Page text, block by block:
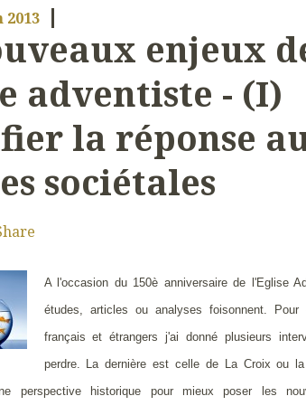
enjeux
adventiste - (I)
la réponse
sociétales
A l'occasion du 150è anniversaire de l'Eglise
études, articles ou analyses foisonnent. Pour
français et étrangers j'ai donné plusieurs
perdre. La dernière est celle de La Croix ou
perspective historique pour mieux poser les